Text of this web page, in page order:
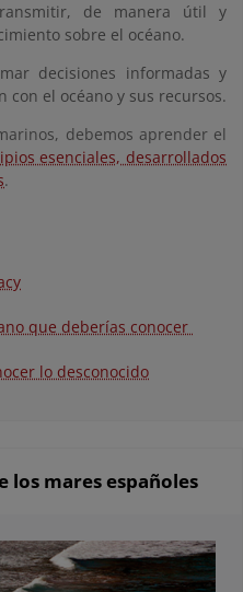
de manera útil y
sobre el océano.
decisiones informadas y
con el océano y sus recursos.
debemos aprender el
esenciales, desarrollados
.
que deberías conocer
lo desconocido
los mares españoles